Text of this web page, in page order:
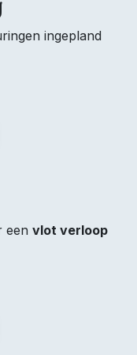
ingepland
een vlot verloop